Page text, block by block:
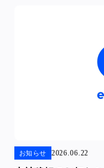
お知らせ 2026.06.22